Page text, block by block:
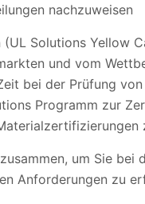
nachzuweisen
Solutions Yellow
und vom
bei der Prüfung
Programm zur
um Sie
Anforderungen zu